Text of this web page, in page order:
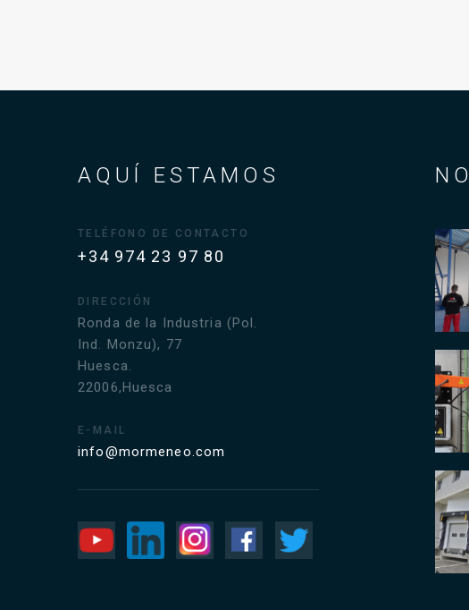
AQUÍ ESTAMOS
TELÉFONO DE CONTACTO
+34 974 23 97 80
DIRECCIÓN
Ronda de la Industria (Pol.
Ind. Monzu), 77
Huesca.
22006,Huesca
E-MAIL
info@mormeneo.com